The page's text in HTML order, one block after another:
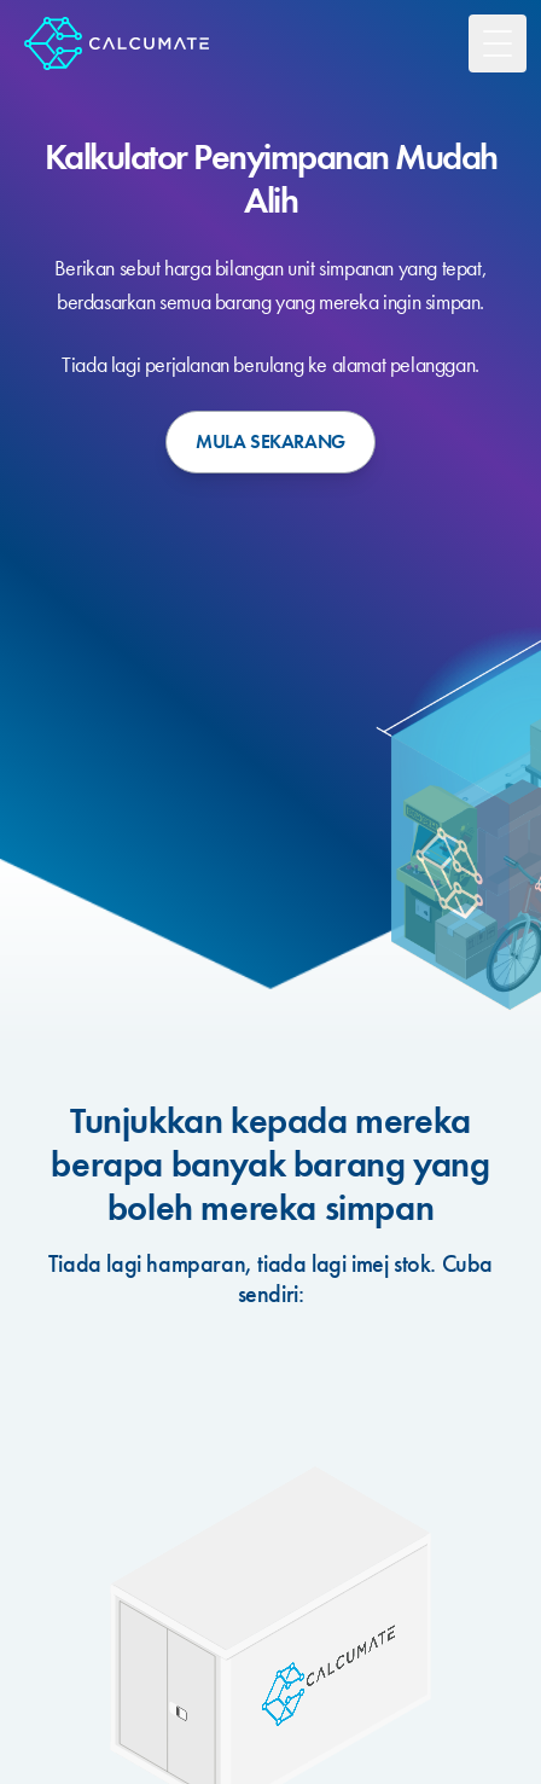
Kalkulator Penyimpanan Mudah
Alih
Berikan sebut harga bilangan unit simpanan yang tepat,
berdasarkan semua barang yang mereka ingin simpan.
Tiada lagi perjalanan berulang ke alamat pelanggan.
MULA SEKARANG
Tunjukkan kepada mereka
berapa banyak barang yang
boleh mereka simpan
Tiada lagi hamparan, tiada lagi imej stok. Cuba
sendiri: